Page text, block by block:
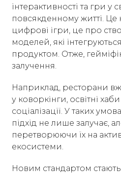
інтерактивності та гри у
повсякденному житті.
цифрові ігри, це про
моделей, які
продуктом. Отже,
залучення.
Наприклад, ресторани
у коворкінги, освітні
соціалізації. У таких
підхід не лише залучає,
перетворюючи їх на
екосистеми.
Новим стандартом